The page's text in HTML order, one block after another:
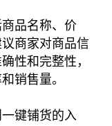
品名称、价
商家对商品信
性和完整性，
销售量。
键铺货的入